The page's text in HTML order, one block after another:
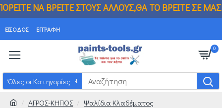
ΣΤΟΥΣ ΑΛΛΟΥΣ,ΘΑ ΤΟ ΒΡΕΙΤΕ ΣΕ
ΕΊΣΟΔΟΣ ΕΓΓΡΑΦΉ
0
Όλες οι Κατηγορίες
ΑΓΡΟΣ-ΚΗΠΟΣ
Ψαλίδια Κλαδέματος